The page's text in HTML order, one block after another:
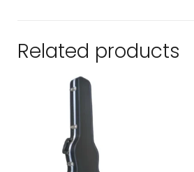
Related products